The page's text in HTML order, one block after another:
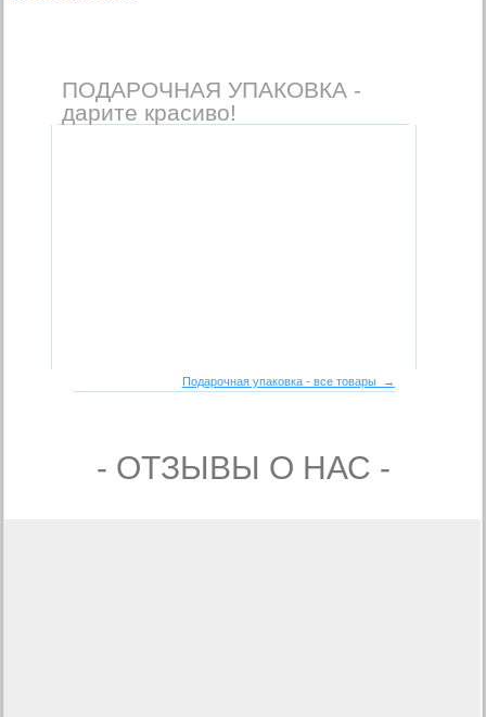
ПОДАРОЧНАЯ УПАКОВКА -
дарите красиво!
Подарочная упаковка - все товары →
- ОТЗЫВЫ О НАС -